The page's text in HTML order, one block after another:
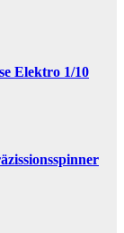
Elektro 1/10